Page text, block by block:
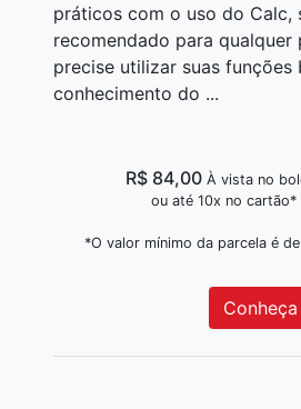
práticos com o uso do Calc,
recomendado para qualquer
precise utilizar suas funções
conhecimento do ...
R$ 84,00 À vista no
ou até 10x no cartão*
*O valor mínimo da parcela é